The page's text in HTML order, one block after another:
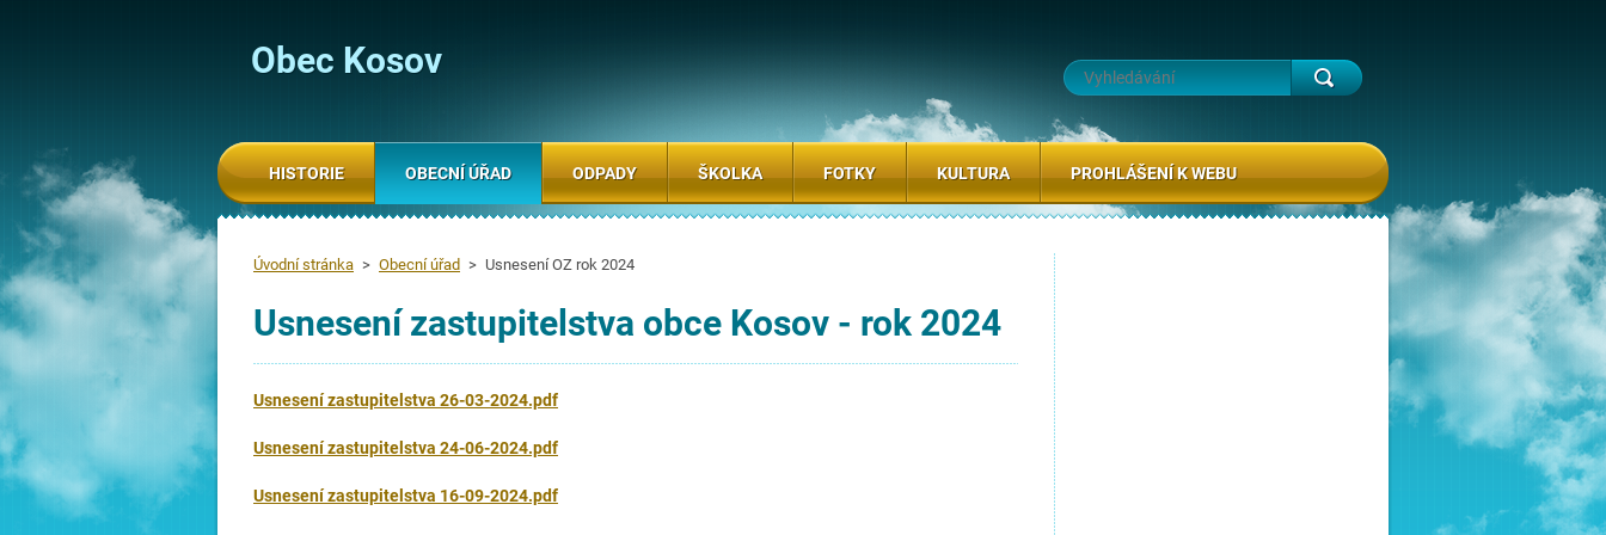
Obec Kosov
Úvodní stránka > Obecní úřad > Usnesení OZ rok 2024
Usnesení zastupitelstva obce Kosov - rok 2024
Usnesení zastupitelstva 26-03-2024.pdf
Usnesení zastupitelstva 24-06-2024.pdf
Usnesení zastupitelstva 16-09-2024.pdf
HISTORIE OBECNÍ ÚŘAD ODPADY ŠKOLKA FOTKY KULTURA PROHLÁŠENÍ K WEBU